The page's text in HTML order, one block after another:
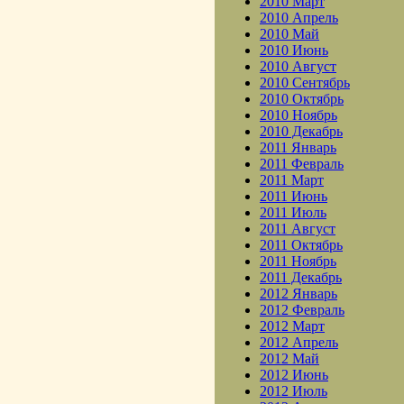
2010 Апрель
2010 Май
2010 Июнь
2010 Август
2010 Сентябрь
2010 Октябрь
2010 Ноябрь
2010 Декабрь
2011 Январь
2011 Февраль
2011 Март
2011 Июнь
2011 Июль
2011 Август
2011 Октябрь
2011 Ноябрь
2011 Декабрь
2012 Январь
2012 Февраль
2012 Март
2012 Апрель
2012 Май
2012 Июнь
2012 Июль